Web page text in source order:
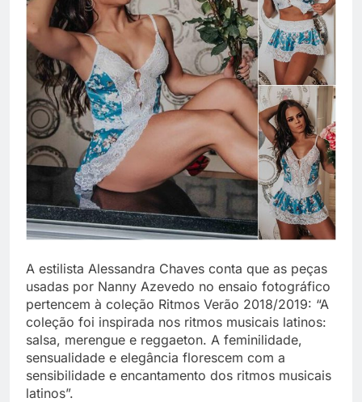
A estilista Alessandra Chaves conta que as peças
usadas por Nanny Azevedo no ensaio fotográfico
pertencem à coleção Ritmos Verão 2018/2019: “A
coleção foi inspirada nos ritmos musicais latinos:
salsa, merengue e reggaeton. A feminilidade,
sensualidade e elegância florescem com a
sensibilidade e encantamento dos ritmos musicais
latinos”.